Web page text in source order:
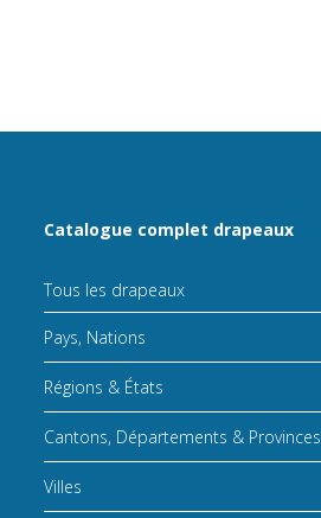
Catalogue complet drapeaux
Tous les drapeaux
Pays, Nations
Régions & États
Cantons, Départements & Provinces
Villes